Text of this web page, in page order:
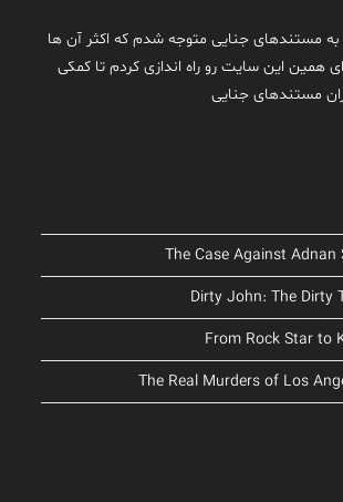
به مستندهای جنایی متوجه شدم که اکثر آن ها
همین این سایت رو راه اندازی کردم تا کمکی
مستندهای جنایی